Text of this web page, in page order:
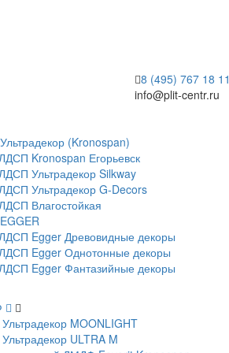
8 (495) 767 18 11
info@plit-centr.ru
(Kronospan)
Kronospan Егорьевск
Ультрадекор Silkway
Ультрадекор G-Decors
Влагостойкая
Egger Древовидные декоры
Egger Однотонные декоры
Egger Фантазийные декоры
MOONLIGHT
ULTRA M